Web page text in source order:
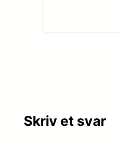
Skriv et svar